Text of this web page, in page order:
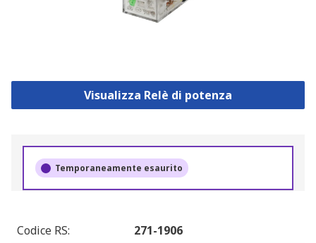
Visualizza Relè di potenza
Temporaneamente esaurito
Codice RS:
271-1906